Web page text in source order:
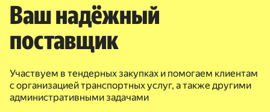
Ваш надёжный
поставщик
Участвуем в тендерных закупках и помогаем клиентам
с организацией транспортных услуг, а также другими
административными задачами